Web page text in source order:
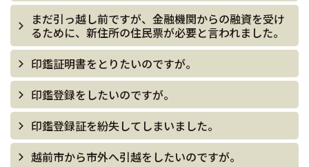
まだ引っ越し前ですが、金融機関からの融資を受け
るために、新住所の住民票が必要と言われました。
印鑑証明書をとりたいのですが。
印鑑登録をしたいのですが。
印鑑登録証を紛失してしまいました。
越前市から市外へ引越をしたいのですが。